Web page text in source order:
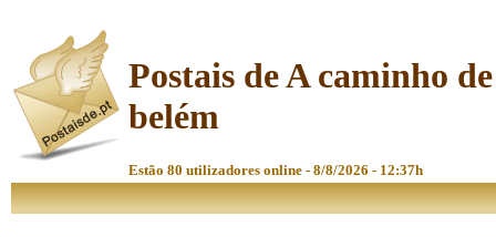
Postais de A caminho de
belém
Estão 80 utilizadores online - 8/8/2026 - 12:37h